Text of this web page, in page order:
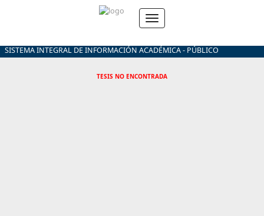
SISTEMA INTEGRAL DE INFORMACIÓN ACADÉMICA - PÚBLICO
TESIS NO ENCONTRADA